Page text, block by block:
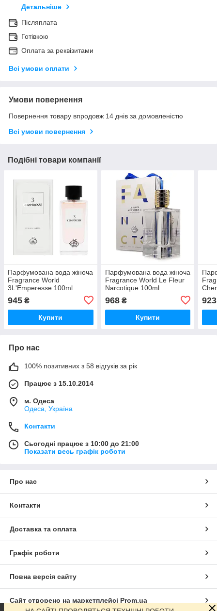
Детальніше
Післяплата
Готівкою
Оплата за реквізитами
Всі умови оплати
Умови повернення
Повернення товару впродовж 14 днів за домовленістю
Всі умови повернення
Подібні товари компанії
Парфумована вода жіноча
Fragrance World
3L'Emperesse 100ml
945 ₴
Купити
Парфумована вода жіноча
Fragrance World Le Fleur
Narcotique 100ml
968₴
Купити
923
Про нас
100% позитивних з 58 відгуків за рік
Працює з 15.10.2014
м. Одеса
Одеса, Україна
Контакти
Сьогодні працює з 10:00 до 21:00
Показати весь графік роботи
Про нас
Контакти
Доставка та оплата
Графік роботи
Повна версія сайту
Сайт створено на маркетплейсі Prom.ua